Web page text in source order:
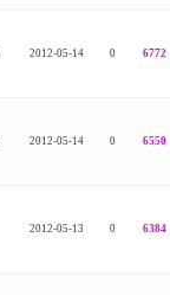
2012-05-14 0 6772
2012-05-14 0 6550
2012-05-13 0 6384